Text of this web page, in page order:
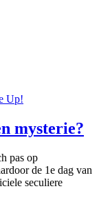
Up!
mysterie?
pas op
de 1e dag van
seculiere